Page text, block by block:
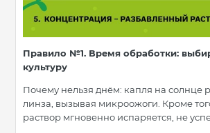
Правило №1. Время обработки:
культуру
Почему нельзя днём: капля на солнце
линза, вызывая микроожоги. Кроме
раствор мгновенно испаряется, не